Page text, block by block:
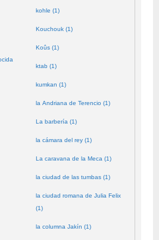
kohle (1)
Kouchouk (1)
Koûs (1)
ktab (1)
kumkan (1)
la Andriana de Terencio (1)
La barbería (1)
la cámara del rey (1)
La caravana de la Meca (1)
la ciudad de las tumbas (1)
la ciudad romana de Julia Felix
(1)
la columna Jakín (1)